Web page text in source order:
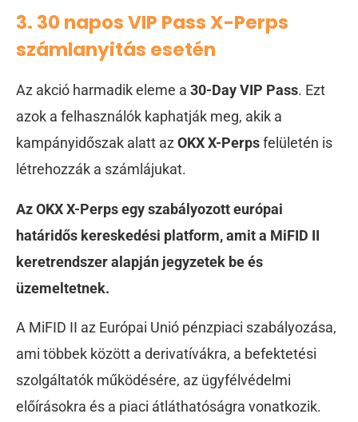
3. 30 napos VIP Pass X-Perps
számlanyitás esetén
Az akció harmadik eleme a 30-Day VIP Pass. Ezt
azok a felhasználók kaphatják meg, akik a
kampányidőszak alatt azOKX X-Perpsfelületén is
létrehozzák a számlájukat.
Az OKX X-Perps egy szabályozott európai
határidős kereskedési platform, amit a MiFID II
keretrendszer alapján jegyzetek be és
üzemeltetnek.
A MiFID II az Európai Unió pénzpiaci szabályozása,
ami többek között a derivatívákra, a befektetési
szolgáltatók működésére, az ügyfélvédelmi
előírásokra és a piaci átláthatóságra vonatkozik.